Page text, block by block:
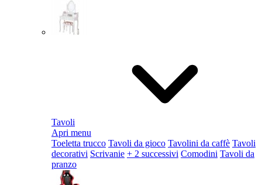
Tavoli
Apri menu
Toeletta trucco Tavoli da gioco Tavolini da caffè Tavoli
decorativi Scrivanie + 2 successivi Comodini Tavoli da
pranzo